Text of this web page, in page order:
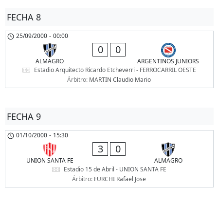
FECHA 8
25/09/2000 - 00:00
ALMAGRO
0 0
ARGENTINOS JUNIORS
Estadio Arquitecto Ricardo Etcheverri - FERROCARRIL OESTE
Árbitro: MARTIN Claudio Mario
FECHA 9
01/10/2000 - 15:30
UNION SANTA FE
3 0
ALMAGRO
Estadio 15 de Abril - UNION SANTA FE
Árbitro: FURCHI Rafael Jose